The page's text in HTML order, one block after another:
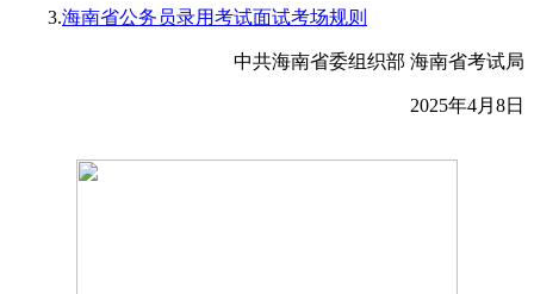
3.海南省公务员录用考试面试考场规则
中共海南省委组织部 海南省考试局
2025年4月8日